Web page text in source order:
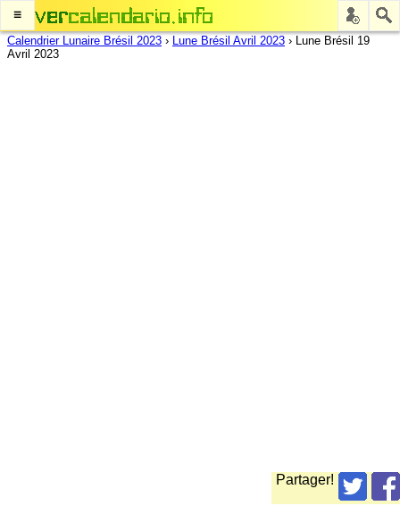
≡
Calendrier Lunaire Brésil 2023 › Lune Brésil Avril 2023 › Lune Brésil 19
Avril 2023
Partager!